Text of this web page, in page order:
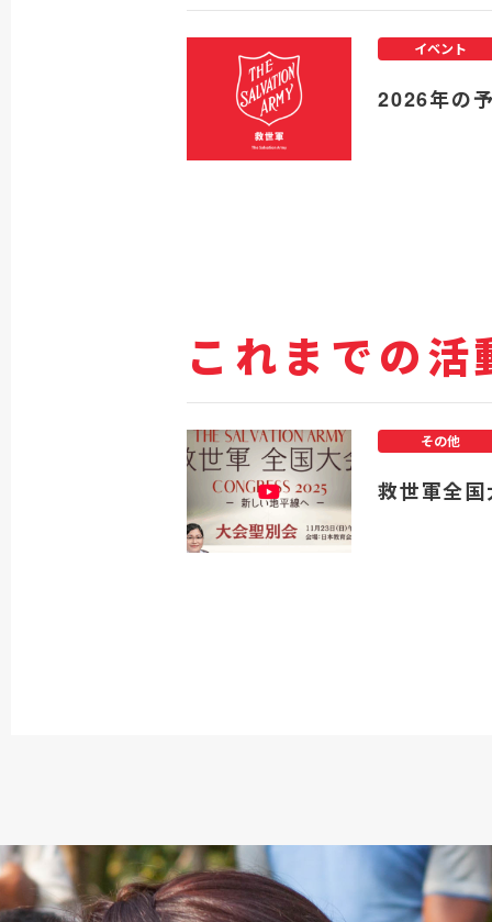
2026年の
イベント
これまでの活
救世軍全
その他